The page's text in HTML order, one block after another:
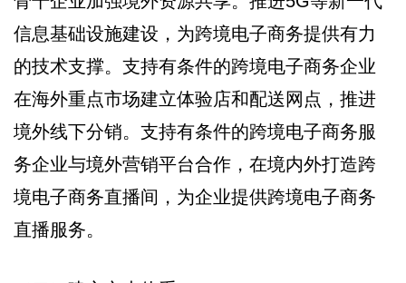
信息基础设施建设，为跨境电子商务提供有力
的技术支撑。支持有条件的跨境电子商务企业
在海外重点市场建立体验店和配送网点，推进
境外线下分销。支持有条件的跨境电子商务服
务企业与境外营销平台合作，在境内外打造跨
境电子商务直播间，为企业提供跨境电子商务
直播服务。